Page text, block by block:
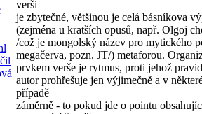
verši
je zbytečné, většinou je celá básníkova
(zejména u kratších opusů, např. Olgoj
/což je mongolský název pro mytického
megačerva, pozn. JT/) metaforou.
prvkem verše je rytmus, proti jehož
autor prohřešuje jen výjimečně a v
případě
záměrně - to pokud jde o pointu